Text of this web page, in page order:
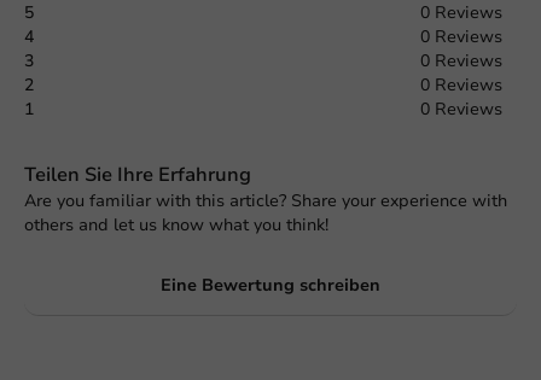
5
0 Reviews
4
0 Reviews
3
0 Reviews
2
0 Reviews
1
0 Reviews
Teilen Sie Ihre Erfahrung
Are you familiar with this article? Share your experience with
others and let us know what you think!
Eine Bewertung schreiben